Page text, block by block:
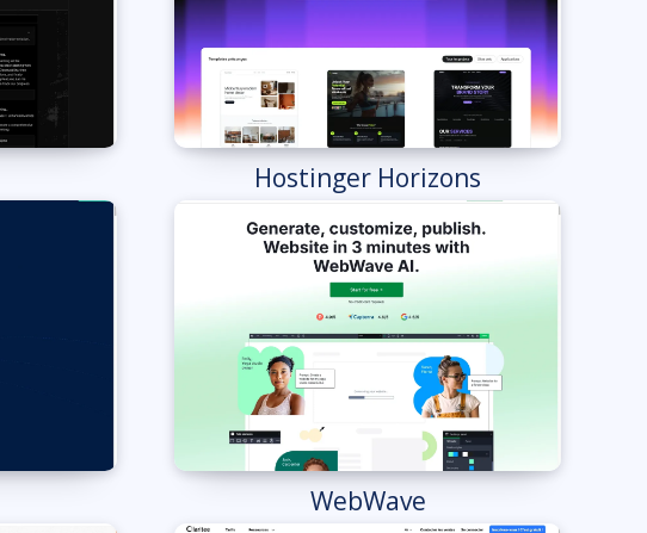
Hostinger Horizons
WebWave